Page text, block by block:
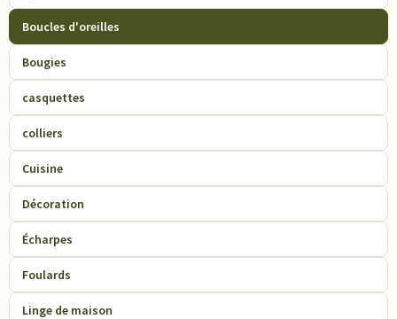
Boucles d'oreilles
Bougies
casquettes
colliers
Cuisine
Décoration
Écharpes
Foulards
Linge de maison